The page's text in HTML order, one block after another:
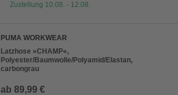
Zustellung 10.08. - 12.08.
PUMA WORKWEAR
Latzhose »CHAMP«,
Polyester/Baumwolle/Polyamid/Elastan,
carbongrau
ab 89,99 €